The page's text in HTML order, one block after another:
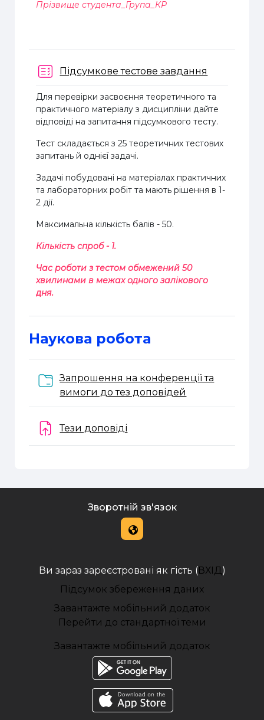
Прізвище студента_Група_КР
Підсумкове тестове завдання
Для перевірки засвоєння теоретичного та
практичного матеріалу з дисципліни дайте
відповіді на запитання підсумкового тесту.
Тест складається з 25 теоретичних тестових
запитань й однієї задачі.
Задачі побудовані на матеріалах практичних
та лабораторних робіт та мають рішення в 1-
2 дії.
Максимальна кількість балів - 50.
Кількість спроб - 1.
Час роботи з тестом обмежений 50
хвилинами в межах одного залікового
дня.
Наукова робота
Запрошення на конференції та
вимоги до тез доповідей
Тези доповіді
Зворотній зв'язок
Ви зараз зареєстровані як гість (ВХІД )
Підсумок збереження даних
Завантажте мобільний додаток
Перейти до стандартної теми
Завантажте мобільний додаток